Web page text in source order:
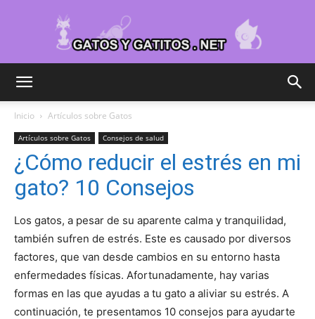
Fotos
Inicio Artículos sobre Gatos
Artículos sobre Gatos Consejos de salud
¿Cómo reducir el estrés en mi
gato? 10 Consejos
Los gatos, a pesar de su aparente calma y tranquilidad,
también sufren de estrés. Este es causado por diversos
factores, que van desde cambios en su entorno hasta
enfermedades físicas. Afortunadamente, hay varias
formas en las que ayudas a tu gato a aliviar su estrés. A
continuación, te presentamos 10 consejos para ayudarte